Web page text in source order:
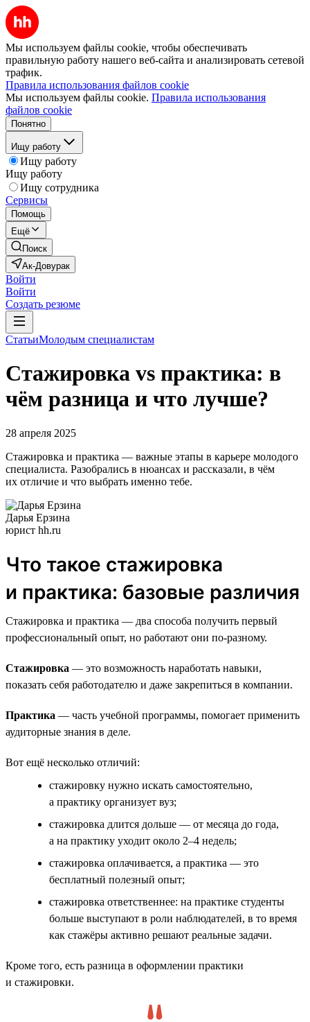
Мы используем файлы cookie, чтобы обеспечивать
правильную работу нашего веб-сайта и анализировать сетевой
трафик.
Правила использования файлов cookie
Мы используем файлы cookie. Правила использования
файлов cookie
Понятно
Ищу работу
Ищу работу
Ищу работу
Ищу сотрудника
Сервисы
Помощь
Ещё
Поиск
Ак-Довурак
Войти
Войти
Создать резюме
СтатьиМолодым специалистам
Стажировка vs практика: в
чём разница и что лучше?
28 апреля 2025
Стажировка и практика — важные этапы в карьере молодого
специалиста. Разобрались в нюансах и рассказали, в чём
их отличие и что выбрать именно тебе.
Дарья Ерзина
юрист hh.ru
Что такое стажировка
и практика: базовые различия
Стажировка и практика — два способа получить первый
профессиональный опыт, но работают они по-разному.
Стажировка — это возможность наработать навыки,
показать себя работодателю и даже закрепиться в компании.
Практика — часть учебной программы, помогает применить
аудиторные знания в деле.
Вот ещё несколько отличий:
стажировку нужно искать самостоятельно,
а практику организует вуз;
стажировка длится дольше — от месяца до года,
а на практику уходит около 2–4 недель;
стажировка оплачивается, а практика — это
бесплатный полезный опыт;
стажировка ответственнее: на практике студенты
больше выступают в роли наблюдателей, в то время
как стажёры активно решают реальные задачи.
Кроме того, есть разница в оформлении практики
и стажировки.